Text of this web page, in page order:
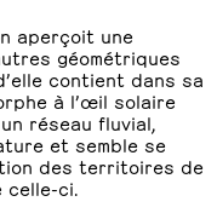
aperçoit une
géométriques
contient dans sa
à l’œil solaire
réseau fluvial,
et semble se
des territoires de
ci.